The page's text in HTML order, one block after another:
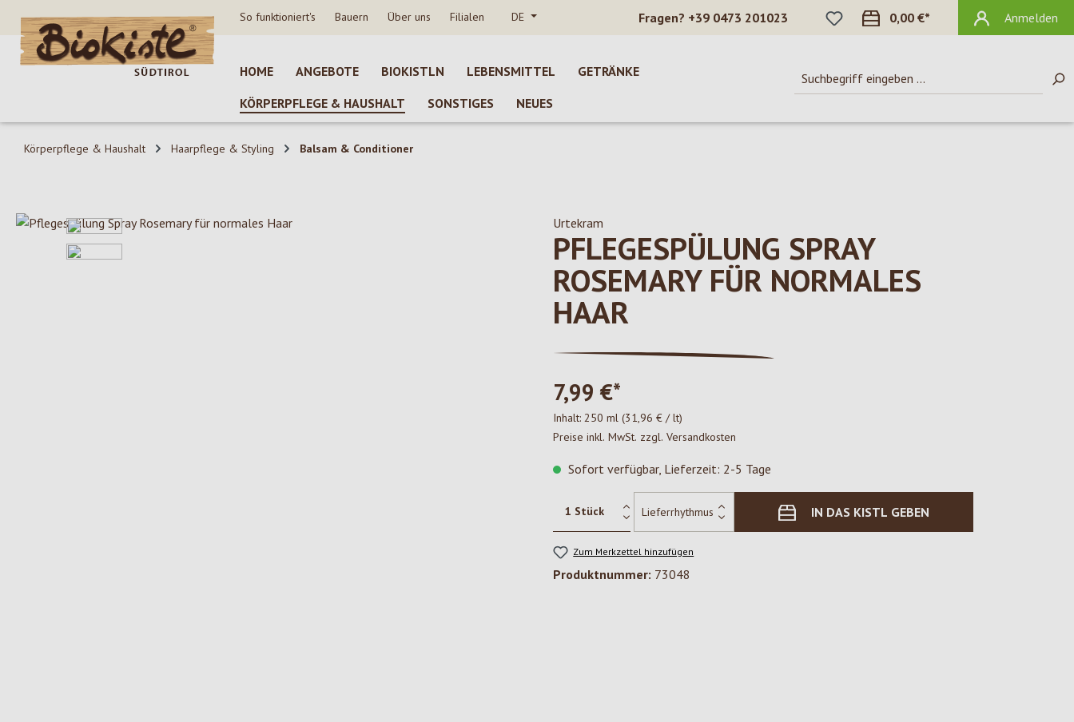
Hauptinhalt springen
Zur Suche springen
Zur Hauptnavigation springen So funktioniert's Bauern Über uns Filialen DE Fragen? +39 0473 201023
DU HAST 0 PRODUKTE AUF DEM
0,00 €* Anmelden
HOME ANGEBOTE BIOKISTLN LEBENSMITTEL
GETRÄNKE
KÖRPERPFLEGE & HAUSHALT
SONSTIGES NEUES
Körperpflege & Haushalt Haarpflege & Styling Balsam & Conditioner
Bildergalerie überspringen Urtekram
PFLEGESPÜLUNG SPRAY
ROSEMARY FÜR NORMALES
HAAR
7,99 €*
Inhalt: 250 ml (31,96 € / lt)
Preise inkl. MwSt. zzgl. Versandkosten
Sofort verfügbar, Lieferzeit: 2-5 Tage
IN DAS KISTL GEBEN
Zum Merkzettel hinzufügen
Produktnummer: 73048